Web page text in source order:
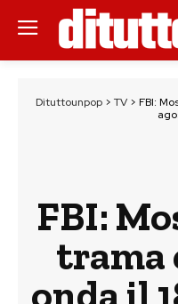
Dituttounpop > TV > FBI:
FBI:
trama